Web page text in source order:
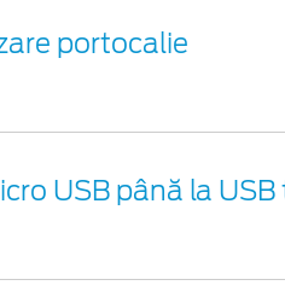
portocalie
USB până la USB